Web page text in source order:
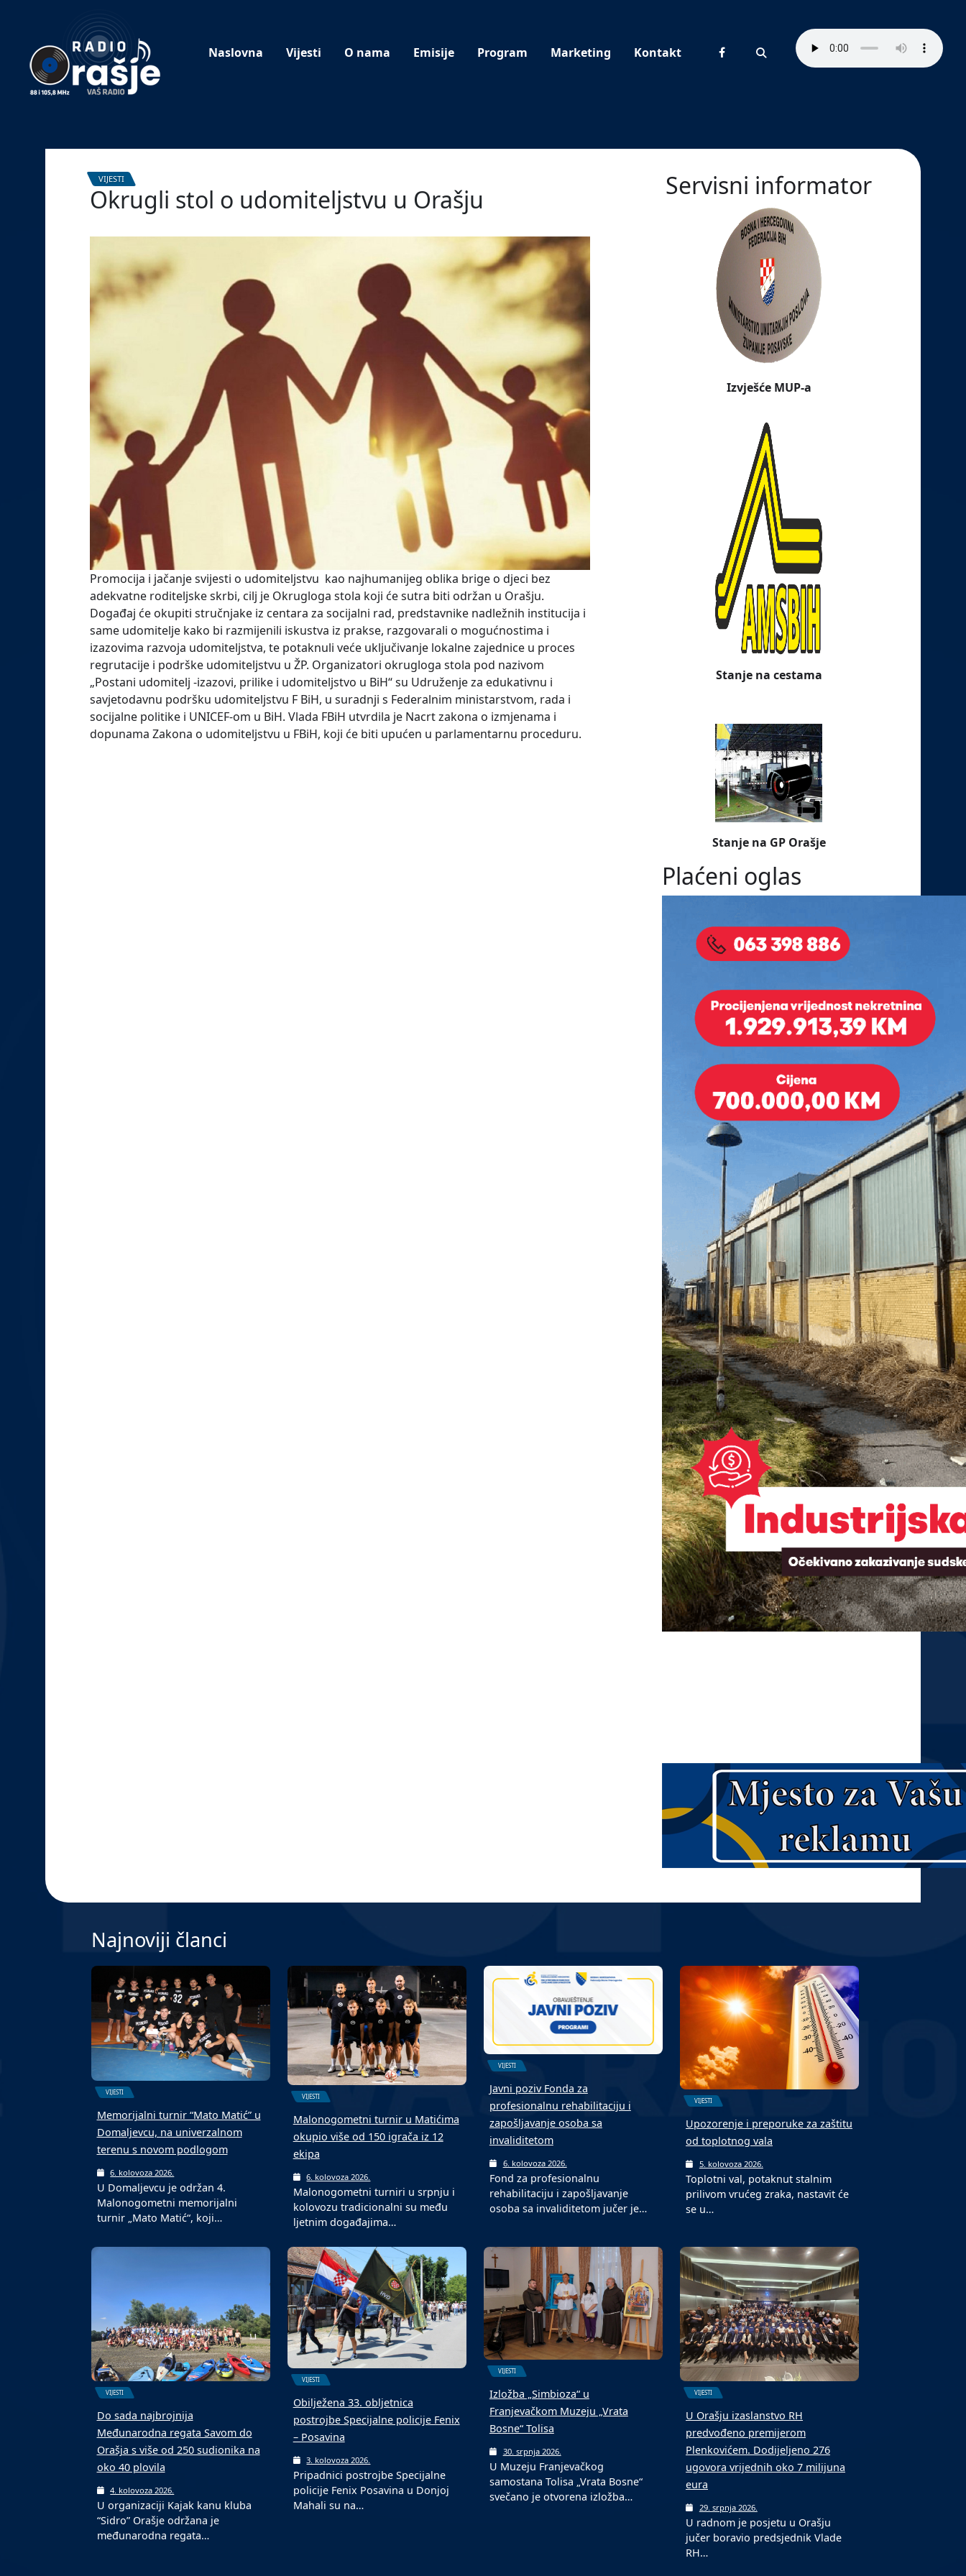
website!
Naslovna Vijesti O nama Emisije Program Marketing Kontakt
VIJESTI
Okrugli stol o udomiteljstvu u Orašju
Promocija i jačanje svijesti o udomiteljstvu kao najhumanijeg oblika brige o djeci bez
adekvatne roditeljske skrbi, cilj je Okrugloga stola koji će sutra biti održan u Orašju.
Događaj će okupiti stručnjake iz centara za socijalni rad, predstavnike nadležnih institucija i
same udomitelje kako bi razmijenili iskustva iz prakse, razgovarali o mogućnostima i
izazovima razvoja udomiteljstva, te potaknuli veće uključivanje lokalne zajednice u proces
regrutacije i podrške udomiteljstvu u ŽP. Organizatori okrugloga stola pod nazivom
„Postani udomitelj -izazovi, prilike i udomiteljstvo u BiH“ su Udruženje za edukativnu i
savjetodavnu podršku udomiteljstvu F BiH, u suradnji s Federalnim ministarstvom, rada i
socijalne politike i UNICEF-om u BiH. Vlada FBiH utvrdila je Nacrt zakona o izmjenama i
dopunama Zakona o udomiteljstvu u FBiH, koji će biti upućen u parlamentarnu proceduru.
Servisni informator
Izvješće MUP-a
Stanje na cestama
Stanje na GP Orašje
Plaćeni oglas
Najnoviji članci
VIJESTI
Memorijalni turnir “Mato Matić” u
Malonogometni memorijalni
turnir „Mato Matić“, koji…
VIJESTI
Malonogometni turnir u Matićima
okupio više od 150 igrača iz 12
ekipa
6. kolovoza 2026.
Malonogometni turniri u srpnju i
kolovozu tradicionalni su među
ljetnim događajima…
Javni poziv Fonda za
profesionalnu rehabilitaciju i
invaliditetom
6. kolovoza 2026.
Fond za profesionalnu
rehabilitaciju i zapošljavanje
osoba sa invaliditetom jučer je…
VIJESTI
od toplotnog vala
5. kolovoza 2026.
Toplotni val, potaknut stalnim
prilivom vrućeg zraka, nastavit će
se u…
Do sada najbrojnija
Međunarodna regata Savom do
VIJESTI
Obilježena 33. obljetnica
VIJESTI
Izložba „Simbioza“ u
U Orašju izaslanstvo RH
predvođeno premijerom
Plenkovićem. Dodijeljeno 276